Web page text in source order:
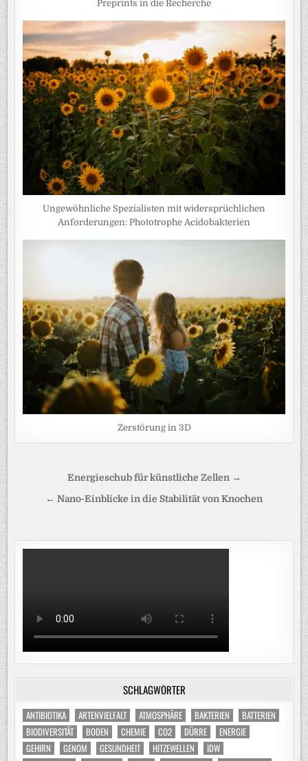
Preprints in die Recherche
Ungewöhnliche Spezialisten mit widersprüchlichen
Anforderungen: Phototrophe Acidobakterien
Zerstörung in 3D
Beitragsnavigation
Energieschub für künstliche Zellen →
← Nano-Einblicke in die Stabilität von Knochen
SCHLAGWÖRTER
ANTIBIOTIKA ARTENVIELFALT ATMOSPHÄRE BAKTERIEN
BATTERIEN
BIODIVERSITÄT
BODEN CHEMIE CO2 DÜRRE
ENERGIE
GEHIRN
GENOM GESUNDHEIT HITZEWELLEN
IDW